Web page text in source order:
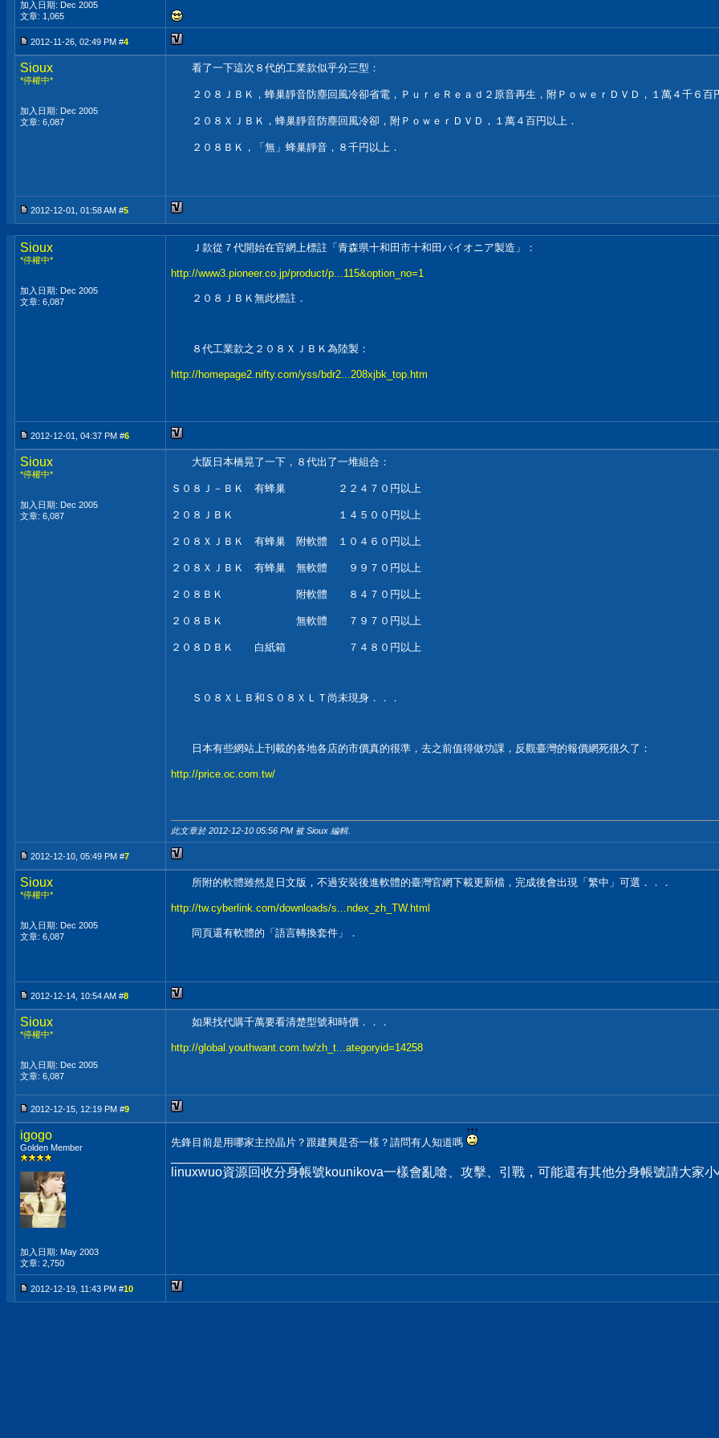
加入日期: Dec 2005
文章: 1,065
2012-11-26, 02:49 PM #4
Sioux
*停權中*
加入日期: Dec 2005
文章: 6,087
看了一下這次８代的工業款似乎分三型：
２０８ＪＢＫ，蜂巢靜音防塵回風冷卻省電，ＰｕｒｅＲｅａｄ２原音再生，附ＰｏｗｅｒＤＶＤ，１萬４千６百
２０８ＸＪＢＫ，蜂巢靜音防塵回風冷卻，附ＰｏｗｅｒＤＶＤ，１萬４百円以上．
２０８ＢＫ，「無」蜂巢靜音，８千円以上．
2012-12-01, 01:58 AM #5
Sioux
*停權中*
加入日期: Dec 2005
文章: 6,087
Ｊ款從７代開始在官網上標註「青森県十和田市十和田パイオニア製造」：
http://www3.pioneer.co.jp/product/p...115&option_no=1
２０８ＪＢＫ無此標註．
８代工業款之２０８ＸＪＢＫ為陸製：
http://homepage2.nifty.com/yss/bdr2...208xjbk_top.htm
2012-12-01, 04:37 PM #6
Sioux
*停權中*
加入日期: Dec 2005
文章: 6,087
大阪日本橋晃了一下，８代出了一堆組合：
Ｓ０８Ｊ－ＢＫ 有蜂巢 ２２４７０円以上
２０８ＪＢＫ １４５００円以上
２０８ＸＪＢＫ 有蜂巢 附軟體 １０４６０円以上
２０８ＸＪＢＫ 有蜂巢 無軟體 ９９７０円以上
２０８ＢＫ 附軟體 ８４７０円以上
２０８ＢＫ 無軟體 ７９７０円以上
２０８ＤＢＫ 白紙箱 ７４８０円以上
Ｓ０８ＸＬＢ和Ｓ０８ＸＬＴ尚未現身．．．
日本有些網站上刊載的各地各店的市價真的很準，去之前值得做功課，反觀臺灣的報價網死很久了：
http://price.oc.com.tw/
此文章於 2012-12-10 05:56 PM 被 Sioux 編輯.
2012-12-10, 05:49 PM #7
Sioux
*停權中*
加入日期: Dec 2005
文章: 6,087
所附的軟體雖然是日文版，不過安裝後進軟體的臺灣官網下載更新檔，完成後會出現「繁中」可選．．．
http://tw.cyberlink.com/downloads/s...ndex_zh_TW.html
同頁還有軟體的「語言轉換套件」．
2012-12-14, 10:54 AM #8
Sioux
*停權中*
加入日期: Dec 2005
文章: 6,087
如果找代購千萬要看清楚型號和時價．．．
http://global.youthwant.com.tw/zh_t...ategoryid=14258
2012-12-15, 12:19 PM #9
igogo
Golden Member
加入日期: May 2003
文章: 2,750
先鋒目前是用哪家主控晶片？跟建興是否一樣？請問有人知道嗎
linuxwuo資源回收分身帳號kounikova一樣會亂嗆、攻擊、引戰，可能還有其他分身帳號請大家小
2012-12-19, 11:43 PM #10